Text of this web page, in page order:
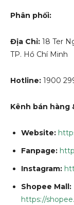
Phân phối:
Địa Chỉ: 18 Ter
TP. Hồ Chí Minh
Hotline: 1900
Kênh bán hàng
Website:
Fanpage:
Instagram:
Shopee Mall:
https://